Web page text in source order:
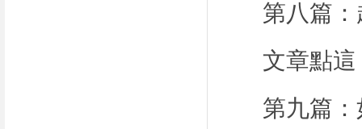
第八篇：越
文章點這
第九篇：如